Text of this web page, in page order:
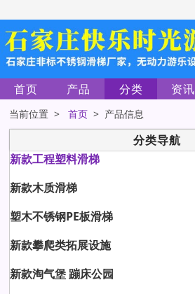
首页 产品 分类 资讯
当前位置 >首页 > 产品信息
分类导航
新款工程塑料滑梯
新款木质滑梯
塑木不锈钢PE板滑梯
新款攀爬类拓展设施
新款淘气堡 蹦床公园